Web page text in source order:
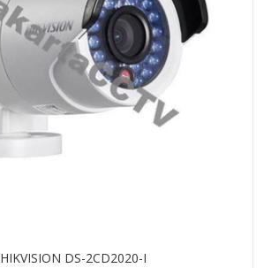
HIKVISION DS-2CD2020-I